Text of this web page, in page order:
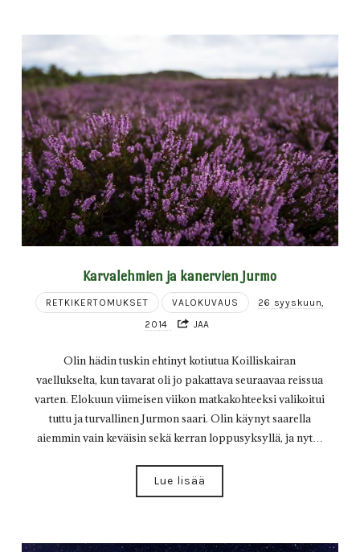
Karvalehmien ja kanervien Jurmo
RETKIKERTOMUKSET VALOKUVAUS
26 syyskuun,
2014
JAA
Olin hädin tuskin ehtinyt kotiutua Koilliskairan
vaellukselta, kun tavarat oli jo pakattava seuraavaa reissua
varten. Elokuun viimeisen viikon matkakohteeksi valikoitui
tuttu ja turvallinen Jurmon saari. Olin käynyt saarella
aiemmin vain keväisin sekä kerran loppusyksyllä, ja nyt…
Lue lisää